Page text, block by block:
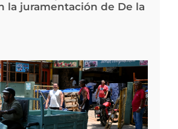
la juramentación de De la